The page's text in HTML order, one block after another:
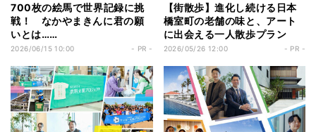
700枚の絵馬で世界記録に挑
戦！ なかやまきんに君の願
いとは……
2026/06/15 10:00 - PR -
【街散歩】進化し続ける日本
橋室町の老舗の味と、アート
に出会える一人散歩プラン
2026/05/26 12:00 - PR -